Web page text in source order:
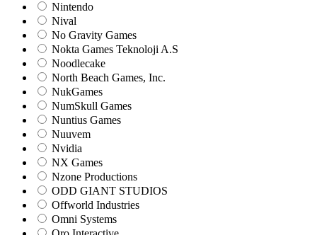
Nintendo
Nival
No Gravity Games
Nokta Games Teknoloji A.S
Noodlecake
North Beach Games, Inc.
NukGames
NumSkull Games
Nuntius Games
Nuuvem
Nvidia
NX Games
Nzone Productions
ODD GIANT STUDIOS
Offworld Industries
Omni Systems